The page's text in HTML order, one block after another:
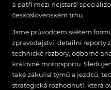
a patří mezi nejstarší
československém trhu.
Jsme průvodcem světem
zpravodajství, detailní reporty
technické rozbory, odborné
královně motorsportu.
také zákulisí týmů a jezdců,
strategická rozhodnutí, která